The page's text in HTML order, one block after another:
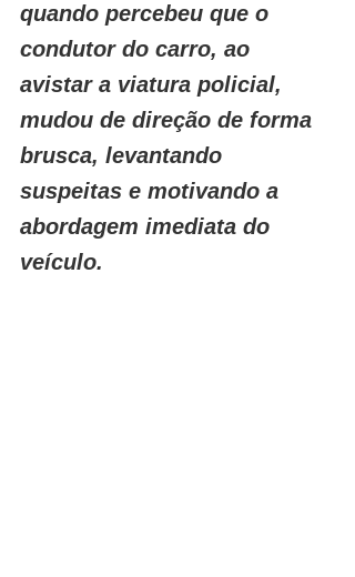
quando percebeu que o
condutor do carro, ao
avistar a viatura policial,
mudou de direção de forma
brusca, levantando
suspeitas e motivando a
abordagem imediata do
veículo.